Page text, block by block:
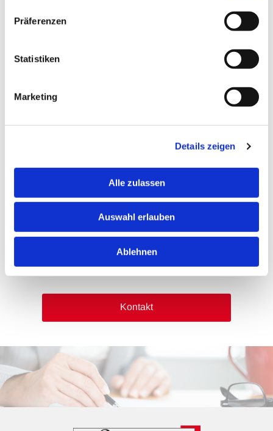
Präferenzen
Statistiken
Marketing
Details zeigen
Alle zulassen
Auswahl erlauben
Ablehnen
Umfassende Beratung für eine
Erstellung von Buchführungen und
Überprüfung von Steuerbescheiden
beraten Sie inSteuerstrafsachen
Bußgeldsachenwegen
Steuerordnungswidrigkeiten
Vereinbaren Sie jetzt einen Termin! Wir freuen
Kontakt